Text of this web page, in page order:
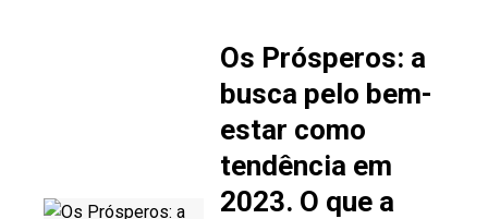
Os Prósperos: a
busca pelo bem-
estar como
tendência em
2023. O que a